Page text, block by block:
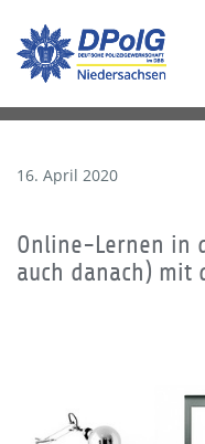
16. April 2020
Online-Lernen in
auch danach) mit